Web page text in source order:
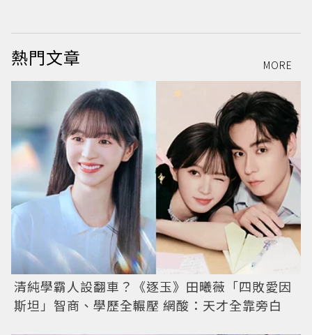
熱門文章 MORE
清純學霸人設翻車？《逐玉》田曦薇「四敗愛因
斯坦」智商、學歷全輾壓 網酸：天才全靠旁白